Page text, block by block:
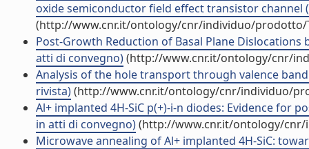
oxide semiconductor field effect transistor channel
(http://www.cnr.it/ontology/cnr/individuo/prodotto/
Post-Growth Reduction of Basal Plane
atti di convegno)(http://www.cnr.it/ontology/cnr/
Analysis of the hole transport through valence
rivista)(http://www.cnr.it/ontology/cnr/individuo/
Al+ implanted 4H-SiC p(+)-i-n diodes: Evidence
in atti di convegno)(http://www.cnr.it/ontology/
Microwave annealing of Al+ implanted 4H-SiC: